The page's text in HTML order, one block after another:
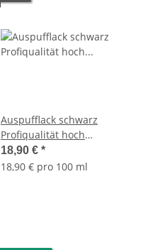
Auspufflack schwarz
Profiqualität hoch
Hitzebeständig 850° -MCS-
400ml
18,90 € *
18,90 € pro 100 ml